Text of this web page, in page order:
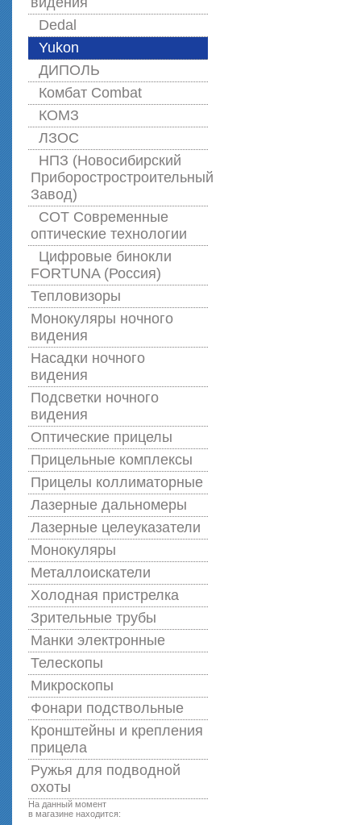
Dedal
Yukon
ДИПОЛЬ
Комбат Combat
КОМЗ
ЛЗОС
НПЗ (Новосибирский
Приборостростроительный
Завод)
СОТ Современные
оптические технологии
Цифровые бинокли
FORTUNA (Россия)
Тепловизоры
Монокуляры ночного
видения
Насадки ночного
видения
Подсветки ночного
видения
Оптические прицелы
Прицельные комплексы
Прицелы коллиматорные
Лазерные дальномеры
Лазерные целеуказатели
Монокуляры
Металлоискатели
Холодная пристрелка
Зрительные трубы
Манки электронные
Телескопы
Микроскопы
Фонари подствольные
Кронштейны и крепления
прицела
Ружья для подводной
оxоты
На данный момент
в магазине находится: